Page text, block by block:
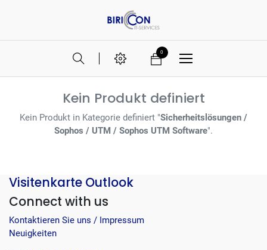
0
Kein Produkt definiert
Kein Produkt in Kategorie definiert "Sicherheitslösungen /
Sophos / UTM / Sophos UTM Software".
Visitenkarte Outlook
Connect with us
Kontaktieren Sie uns / Impressum
Neuigkeiten